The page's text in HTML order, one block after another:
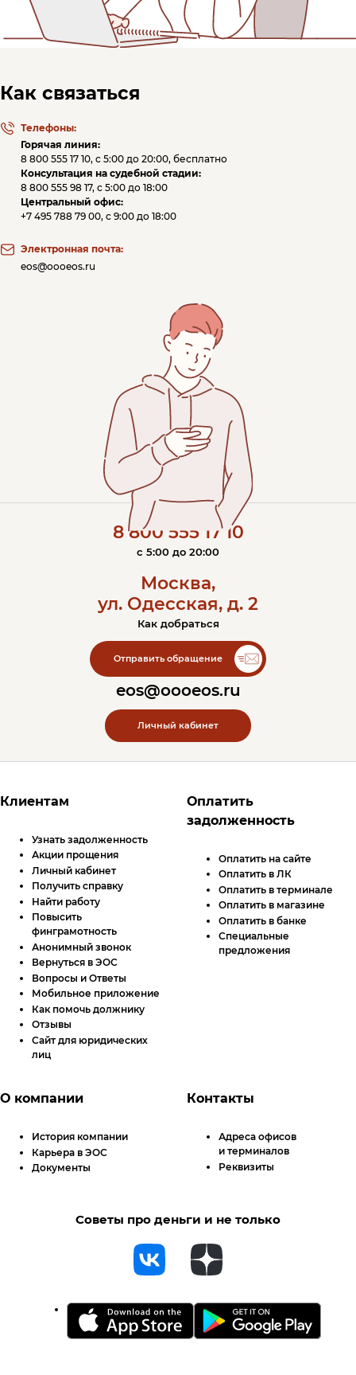
Как связаться
Телефоны:
Горячая линия:
8 800 555 17 10, c 5:00 до 20:00, бесплатно
Консультация на судебной стадии:
8 800 555 98 17, c 5:00 до 18:00
Центральный офис:
+7 495 788 79 00, c 9:00 до 18:00
Электронная почта:
eos@oooeos.ru
8 800 555 17 10
c 5:00 до 20:00
Москва,
ул. Одесская, д. 2
Как добраться
Отправить обращение
eos@oooeos.ru
Личный кабинет
Футер сайта
Клиентам
Узнать задолженность
Акции прощения
Личный кабинет
Получить справку
Найти работу
Повысить
финграмотность
Анонимный звонок
Вернуться в ЭОС
Вопросы и Ответы
Мобильное приложение
Как помочь должнику
Отзывы
Сайт для юридических
лиц
Оплатить
задолженность
Оплатить на сайте
Оплатить вЛК
Оплатить в терминале
Оплатить в магазине
Оплатить в банке
Специальные
предложения
О компании
История компании
Карьера в ЭОС
Документы
Контакты
Адреса офисов
и терминалов
Реквизиты
Советы про деньги и не только